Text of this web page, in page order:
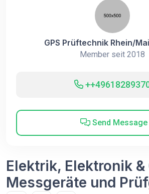
GPS Prüftechnik Rhein/
Member seit 2018
Send Message
Elektrik, Elektronik &
Messgeräte und